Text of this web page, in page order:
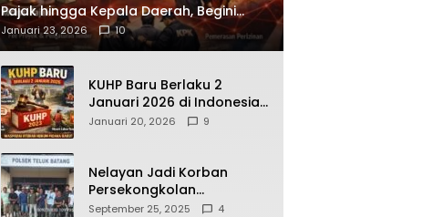
Pajak hingga Kepala Daerah, Begini
Wajah Korupsi yang Terbongkar
Januari 23, 2026 10
KUHP Baru Berlaku 2
Januari 2026 di Indonesia,
Apa Dampaknya bagi
Dipahami Publik
Januari 20, 2026 9
Nelayan Jadi Korban
Persekongkolan
Penyelewengan BBM
September 25, 2025 4